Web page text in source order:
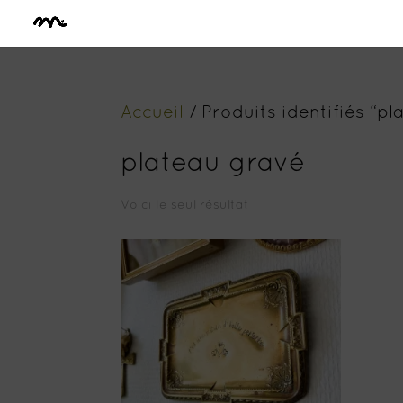
Accueil / Produits identifiés
plateau gravé
Voici le seul résultat